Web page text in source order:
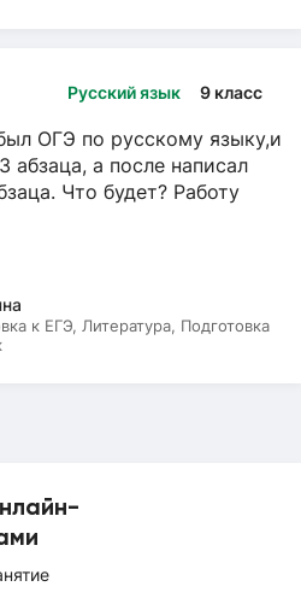
Русский язык 9 класс
ОГЭ по русскому языку,и
абзаца, а после написал
Что будет? Работу
к ЕГЭ, Литература, Подготовка